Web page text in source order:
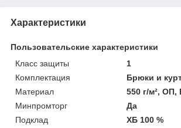
Характеристики
Пользовательские характеристики
Класс защиты
1
Комплектация
Брюки и
Материал
550 г/м², ОП,
Минпромторг
Да
Подклад
ХБ 100 %